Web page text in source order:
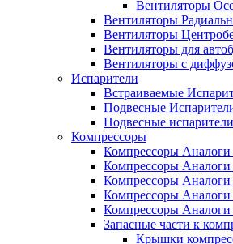
Вентиляторы
Вентиляторы
Вентиляторы
Вентиляторы для
Вентиляторы с
Испарители
Встраиваемые
Подвесные
Подвесные
Компрессоры
Компрессоры Аналоги
Компрессоры Аналоги
Компрессоры Аналоги
Компрессоры
Компрессоры Аналоги
Запасные части к
Крышки